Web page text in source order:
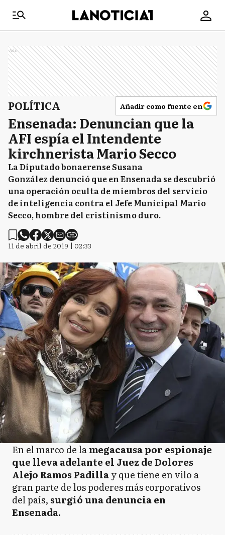
Ads
POLÍTICA Añadir como fuente en
Ensenada: Denuncian que la
AFI espía el Intendente
kirchnerista Mario Secco
La Diputado bonaerense Susana
González denunció que en Ensenada se descubrió
una operación oculta de miembros del servicio
de inteligencia contra el Jefe Municipal Mario
Secco, hombre del cristinismo duro.
11 de abril de 2019 | 02:33
En el marco de lamegacausa por espionaje
que lleva adelante el Juez de Dolores
Alejo Ramos Padillay que tiene en vilo a
gran parte de los poderes más corporativos
del país, surgió una denuncia en
Ensenada.